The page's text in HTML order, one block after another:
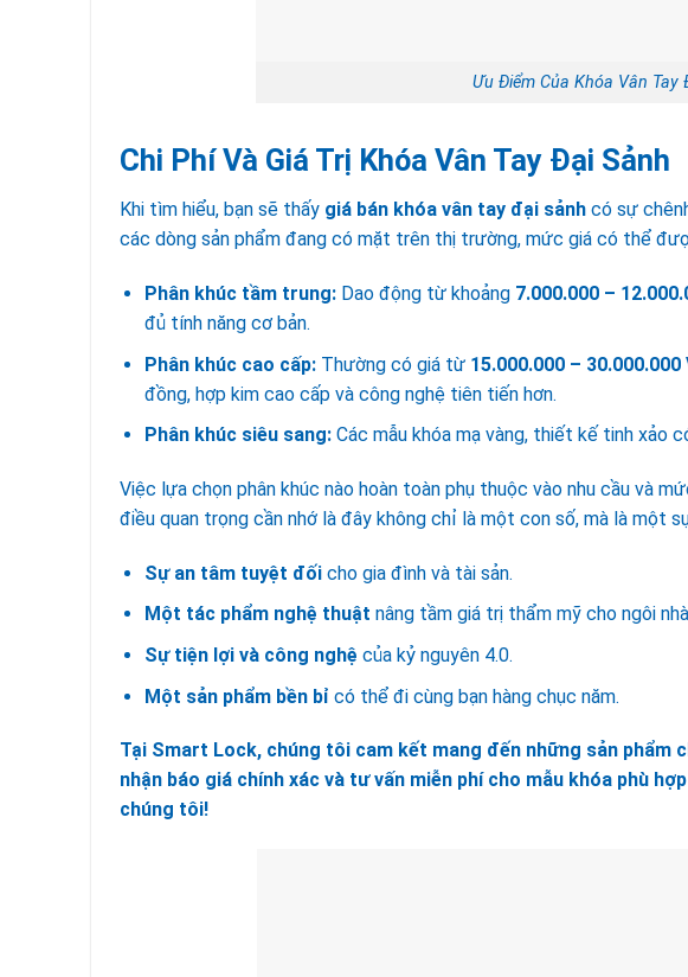
Ưu Điểm Của Khóa Vân Tay
Chi Phí Và Giá Trị Khóa Vân Tay Đại Sảnh
Khi tìm hiểu, bạn sẽ thấy giá bán khóa vân tay đại sảnh có sự
các dòng sản phẩm đang có mặt trên thị trường, mức giá có thể
Phân khúc tầm trung:Dao động từ khoảng 7.000.000 –
đủ tính năng cơ bản.
Phân khúc cao cấp:Thường có giá từ 15.000.000 – 30.000.000
đồng, hợp kim cao cấp và công nghệ tiên tiến hơn.
Phân khúc siêu sang:Các mẫu khóa mạ vàng, thiết kế tinh xảo
Việc lựa chọn phân khúc nào hoàn toàn phụ thuộc vào nhu cầu và
điều quan trọng cần nhớ là đây không chỉ là một con số, mà là một
Sự an tâm tuyệt đốicho gia đình và tài sản.
Một tác phẩm nghệ thuật nâng tầm giá trị thẩm mỹ cho ngôi
Sự tiện lợi và công nghệ của kỷ nguyên 4.0.
Một sản phẩm bền bỉ có thể đi cùng bạn hàng chục năm.
Tại Smart Lock, chúng tôi cam kết mang đến những sản phẩm
nhận báo giá chính xác và tư vấn miễn phí cho mẫu khóa phù
chúng tôi!